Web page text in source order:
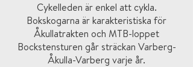
Cykelleden är enkel att cykla.
Bokskogarna är karakteristiska för
Åkullatrakten och MTB-loppet
Bockstensturen går sträckan Varberg-
Åkulla-Varberg varje år.